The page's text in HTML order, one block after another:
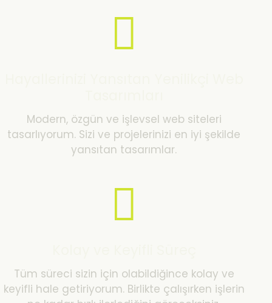
Modern, özgün ve işlevsel web siteleri
tasarlıyorum. Sizi ve projelerinizi en iyi şekilde
yansıtan tasarımlar.
Tüm süreci sizin için olabildiğince kolay ve
keyifli hale getiriyorum. Birlikte çalışırken işlerin